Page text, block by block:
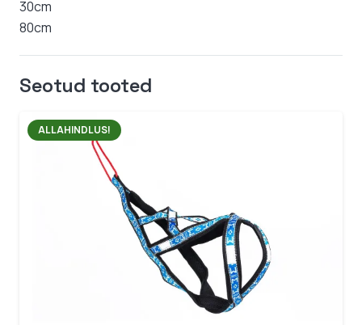
30cm
80cm
Seotud tooted
ALLAHINDLUS!